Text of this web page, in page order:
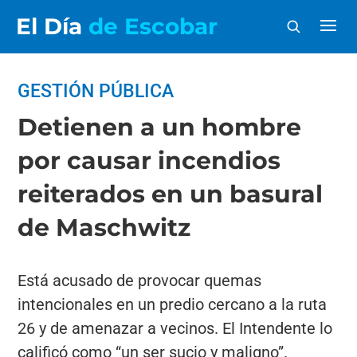
El Día de Escobar
GESTIÓN PÚBLICA
Detienen a un hombre
por causar incendios
reiterados en un basural
de Maschwitz
Está acusado de provocar quemas
intencionales en un predio cercano a la ruta
26 y de amenazar a vecinos. El Intendente lo
calificó como “un ser sucio y maligno”.